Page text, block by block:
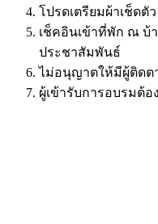
โปรดเตรียมผ้าเช็ด
เช็คอินเข้าที่พัก ณ บ้
ประชาสัมพันธ์
ไม่อนุญาตให้มีผู้ติดต
ผู้เข้ารับการอบรมต้อ